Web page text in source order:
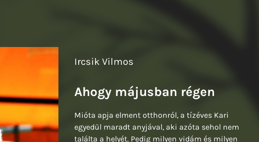
Ircsik Vilmos
Ahogy májusban régen
Mióta apja elment otthonról, a tízéves Kari
egyedül maradt anyjával, aki azóta sehol nem
találta a helyét. Pedig milyen vidám és milyen